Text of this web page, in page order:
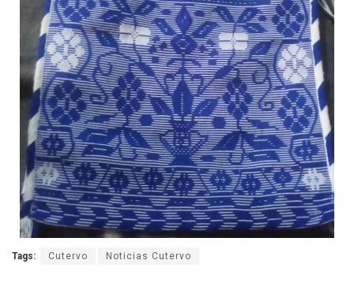
Tags: Cutervo Noticias Cutervo